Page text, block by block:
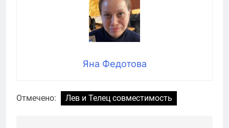
Яна Федотова
Отмечено: Лев и Телец совместимость